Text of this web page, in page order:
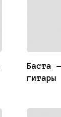
Баста
гитары